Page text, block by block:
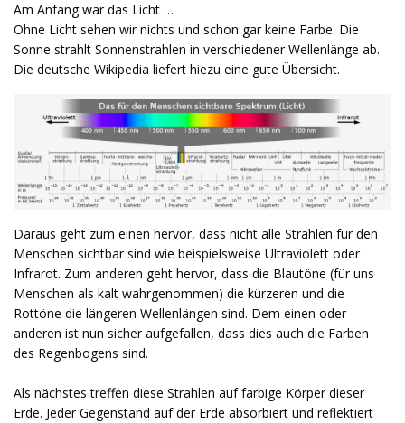
Am Anfang war das Licht …
Ohne Licht sehen wir nichts und schon gar keine Farbe. Die
Sonne strahlt Sonnenstrahlen in verschiedener Wellenlänge ab.
Die deutsche Wikipedia liefert hiezu eine gute Übersicht.
Daraus geht zum einen hervor, dass nicht alle Strahlen für den
Menschen sichtbar sind wie beispielsweise Ultraviolett oder
Infrarot. Zum anderen geht hervor, dass die Blautöne (für uns
Menschen als kalt wahrgenommen) die kürzeren und die
Rottöne die längeren Wellenlängen sind. Dem einen oder
anderen ist nun sicher aufgefallen, dass dies auch die Farben
des Regenbogens sind.
Als nächstes treffen diese Strahlen auf farbige Körper dieser
Erde. Jeder Gegenstand auf der Erde absorbiert und reflektiert